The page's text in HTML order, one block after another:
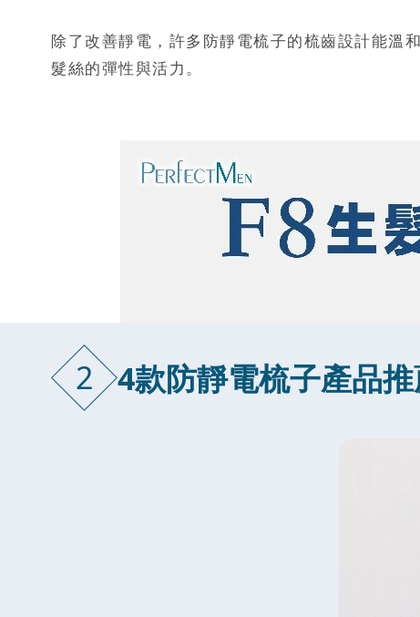
除了改善靜電，許多防靜電梳子的梳齒設計能溫和
髮絲的彈性與活力。
2 4款防靜電梳子產品